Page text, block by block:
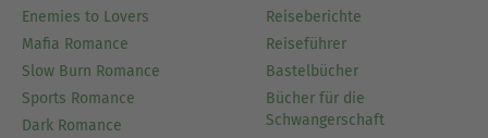
Enemies to Lovers
Mafia Romance
Slow Burn Romance
Sports Romance
Dark Romance
Reiseberichte
Reiseführer
Bastelbücher
Bücher für die
Schwangerschaft